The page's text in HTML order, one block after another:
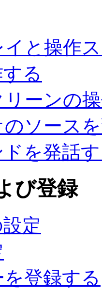
と操作
る
ーンの
ソース
を発話
び登録
定
を登録する